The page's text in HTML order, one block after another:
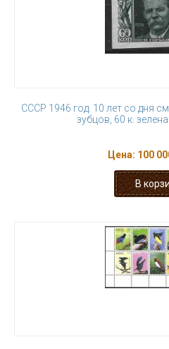
СССР 1946 год. 10 лет со дня
зубцов, 60 к.
Цена: 100